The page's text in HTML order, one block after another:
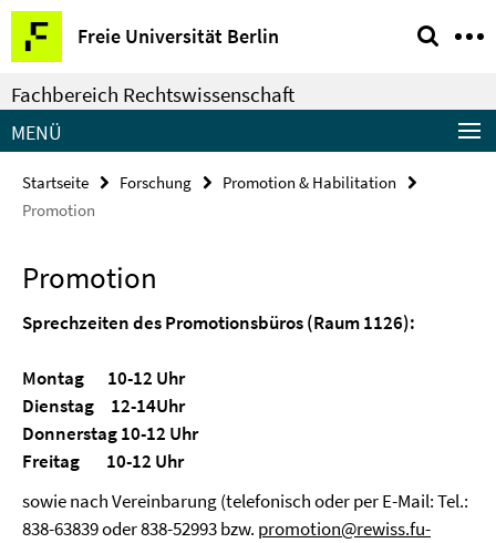
Springe
direkt
zu
Inhalt
Freie Universität Berlin
Service-
Navigation
Fachbereich Rechtswissenschaft
MENÜ
Startseite Forschung
Promotion & Habilitation
Promotion
Promotion
Sprechzeiten des Promotionsbüros (Raum 1126):
Montag 10-12 Uhr
Dienstag 12-14Uhr
Donnerstag 10-12 Uhr
Freitag 10-12 Uhr
sowie nach Vereinbarung (telefonisch oder per E-Mail: Tel.:
838-63839 oder 838-52993 bzw. promotion@rewiss.fu-